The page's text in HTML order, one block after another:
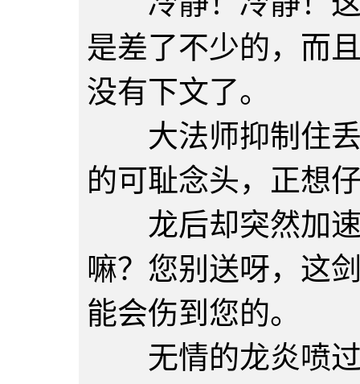
是差了不少的，而
没有下文了。
大法师抑制住丢
的可耻念头，正想
龙后却突然加速
嘛？您别送呀，这
能会伤到您的。
无情的龙炎喷过